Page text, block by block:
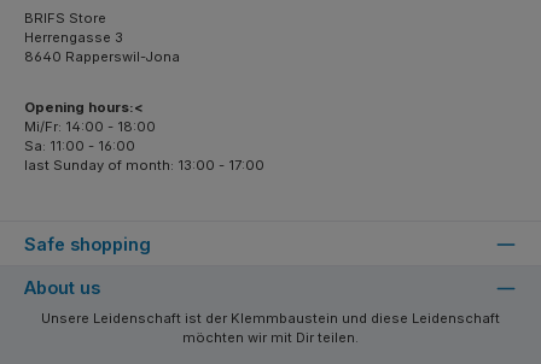
Safe shopping
BRIFS Store
Herrengasse 3
8640 Rapperswil-Jona
Opening hours:<
Mi/Fr: 14:00 - 18:00
Sa: 11:00 - 16:00
last Sunday of month: 13:00 - 17:00
About us
Unsere Leidenschaft ist der Klemmbaustein und diese Leidenschaft
möchten wir mit Dir teilen.